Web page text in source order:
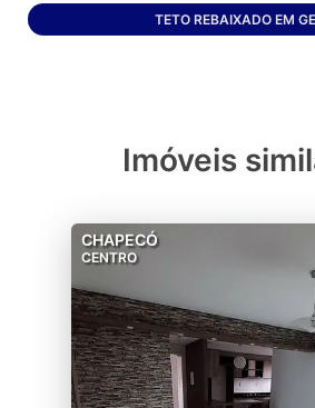
TETO REBAIXADO EM
Imóveis
CHAPECÓ
CENTRO